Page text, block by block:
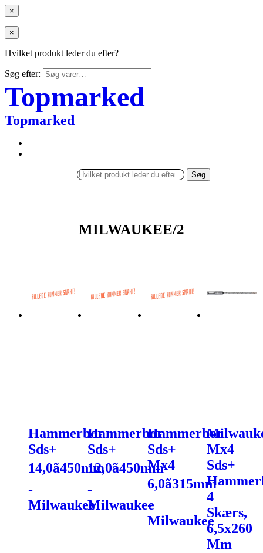
×
×
Hvilket produkt leder du efter?
Søg efter:
Topmarked
Topmarked
Søg
MILWAUKEE/2
Hammerbor
Sds+
14,0ã450mm
-
Milwaukee
Hammerbor
Sds+
12,0ã450mm
-
Milwaukee
Hammerbor
Sds+
Mx4
6,0ã315mm
-
Milwaukee
Mx4
Sds+
4
Skærs,
6,5x260
Mm